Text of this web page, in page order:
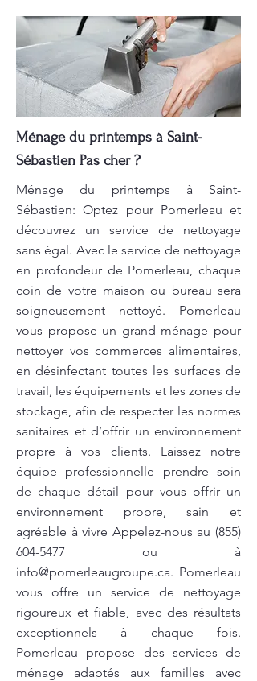
Ménage du printemps à Saint-
Sébastien Pas cher ?
Ménage du printemps à Saint-
Sébastien: Optez pour Pomerleau et
découvrez un service de nettoyage
sans égal. Avec le service de nettoyage
en profondeur de Pomerleau, chaque
coin de votre maison ou bureau sera
soigneusement nettoyé. Pomerleau
vous propose un grand ménage pour
nettoyer vos commerces alimentaires,
en désinfectant toutes les surfaces de
travail, les équipements et les zones de
stockage, afin de respecter les normes
sanitaires et d’offrir un environnement
propre à vos clients. Laissez notre
équipe professionnelle prendre soin
de chaque détail pour vous offrir un
environnement propre, sain et
agréable à vivre Appelez-nous au (855)
604-5477 ou à
info@pomerleaugroupe.ca. Pomerleau
vous offre un service de nettoyage
rigoureux et fiable, avec des résultats
exceptionnels à chaque fois.
Pomerleau propose des services de
ménage adaptés aux familles avec